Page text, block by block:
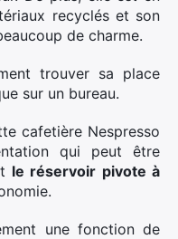
recyclés et son
de charme.
trouver sa place
sur un bureau.
cafetière Nespresso
qui peut être
le réservoir pivote à
une fonction de